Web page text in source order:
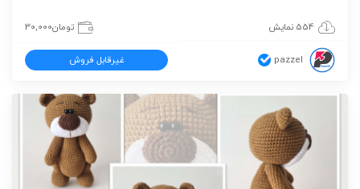
554 نمایش تومان30,000
pazzel غیرقابل فروش